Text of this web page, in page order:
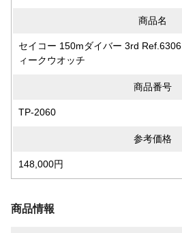
商品名
セイコー 150mダイバー 3rd
ィークウオッチ
商品番号
TP-2060
参考価格
148,000円
商品情報